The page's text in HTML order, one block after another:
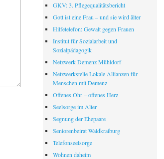
GKV: 3. Pflegequalitätsbericht
Gott ist eine Frau – und sie wird älter
Hilfetelefon: Gewalt gegen Frauen
Institut für Sozialarbeit und
Sozialpädagogik
Netzwerk Demenz Mühldorf
Netzwerkstelle Lokale Allianzen für
Menschen mit Demenz
Offenes Ohr – offenes Herz
Seelsorge im Alter
Segnung der Ehepaare
Seniorenbeirat Waldkraiburg
Telefonseelsorge
Wohnen daheim